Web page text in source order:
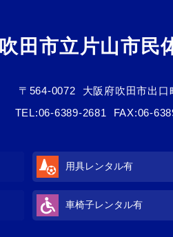
吹田市立片山市民
〒564-0072
大阪府吹田市出口
TEL:06-6389-2681 FAX:06-
用具レンタル有
車椅子レンタル有